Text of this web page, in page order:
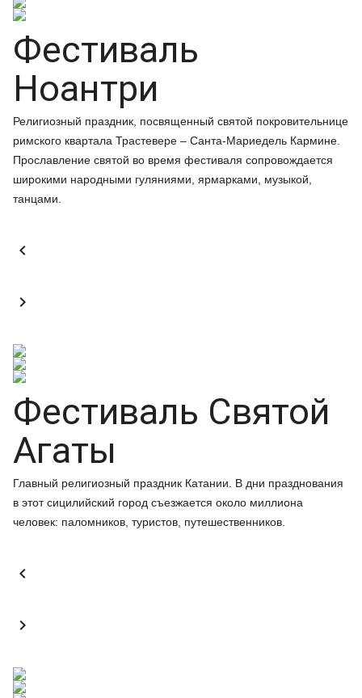
Фестиваль
Ноантри
Религиозный праздник, посвященный святой покровительнице
римского квартала Трастевере – Санта-Мариедель Кармине.
Прославление святой во время фестиваля сопровождается
широкими народными гуляниями, ярмарками, музыкой,
танцами.


Фестиваль Святой
Агаты
Главный религиозный праздник Катании. В дни празднования
в этот сицилийский город съезжается около миллиона
человек: паломников, туристов, путешественников.

